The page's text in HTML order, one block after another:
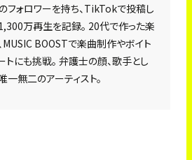
ォロワーを持ち、TikTokで投稿し
万再生を記録。 20代で作った楽
MUSIC BOOSTで楽曲制作やボイト
トにも挑戦。 弁護士の顔、歌手とし
無二のアーティスト。